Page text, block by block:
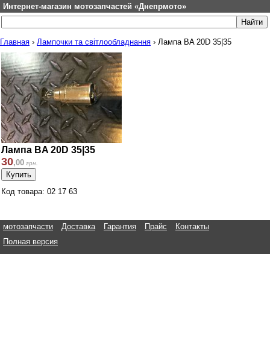
Интернет-магазин мотозапчастей «Днепрмото»
Главная › Лампочки та світлообладнання › Лампа BA 20D 35|35
Лампа BA 20D 35|35
30,00 грн.
Код товара: 02 17 63
мотозапчасти Доставка Гарантия Прайс
Контакты
Полная версия